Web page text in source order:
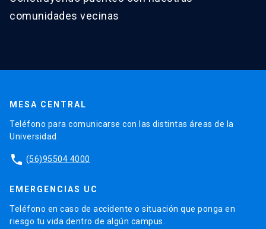
comunidades vecinas
MESA CENTRAL
Teléfono para comunicarse con las distintas áreas de la
Universidad.
phone (56)95504 4000
EMERGENCIAS UC
Teléfono en caso de accidente o situación que ponga en
riesgo tu vida dentro de algún campus.